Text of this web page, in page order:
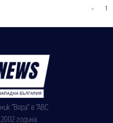
« 1
"Вяра" е "АВС
година.